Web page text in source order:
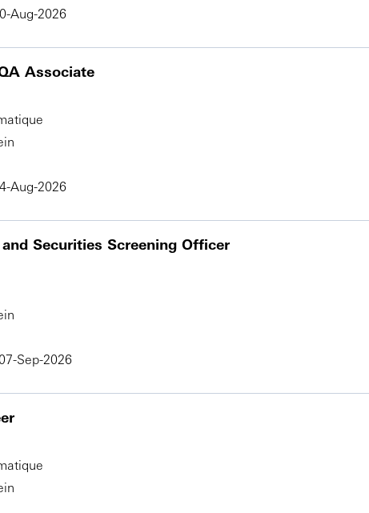
Aug-2026
Associate
Aug-2026
Securities Screening Officer
Sep-2026